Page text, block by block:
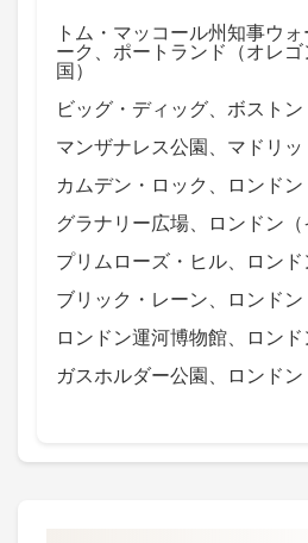
トム・マッコール州知事ウ
ーク、ポートランド（オレ
国）
ビッグ・ディッグ、ボストン
マンザナレス公園、マドリッ
カムデン・ロック、ロンドン
グラナリー広場、ロンドン（
プリムローズ・ヒル、ロンド
ブリック・レーン、ロンドン
ロンドン運河博物館、ロンド
ガスホルダー公園、ロンドン